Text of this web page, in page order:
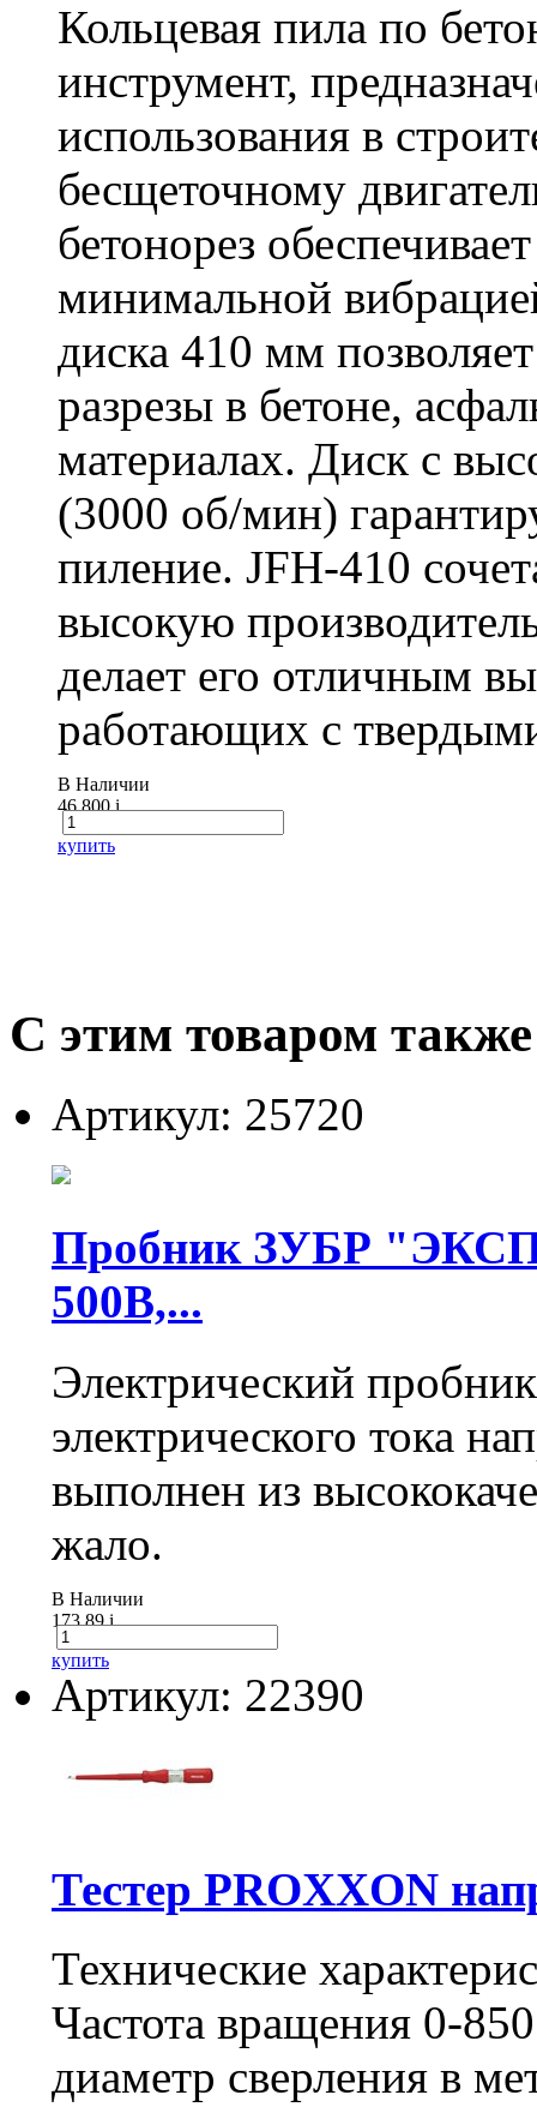
Кольцевая пила по
инструмент,
использования в
бесщеточному
бетонорез
минимальной
диска 410 мм
разрезы в бетоне,
материалах. Диск с
(3000 об/мин)
пиление. JFH-410
высокую
делает его отличным
работающих с
В Наличии
46 800i
купить
С этим товаром
Артикул: 25720
Пробник ЗУБР
500В,...
Электрический
электрического тока
выполнен из
жало.
В Наличии
173.89i
купить
Артикул: 22390
Тестер PROXXON
Технические
Частота вращения 0-
диаметр сверления в